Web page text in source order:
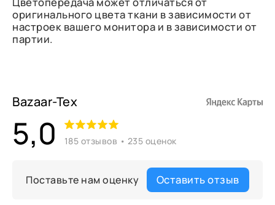
оригинального цвета ткани в зависимости от
настроек вашего монитора и в зависимости от
партии.
Bazaar-Tex
5,0 185 отзывов • 235 оценок
Поставьте нам оценку Оставить отзыв